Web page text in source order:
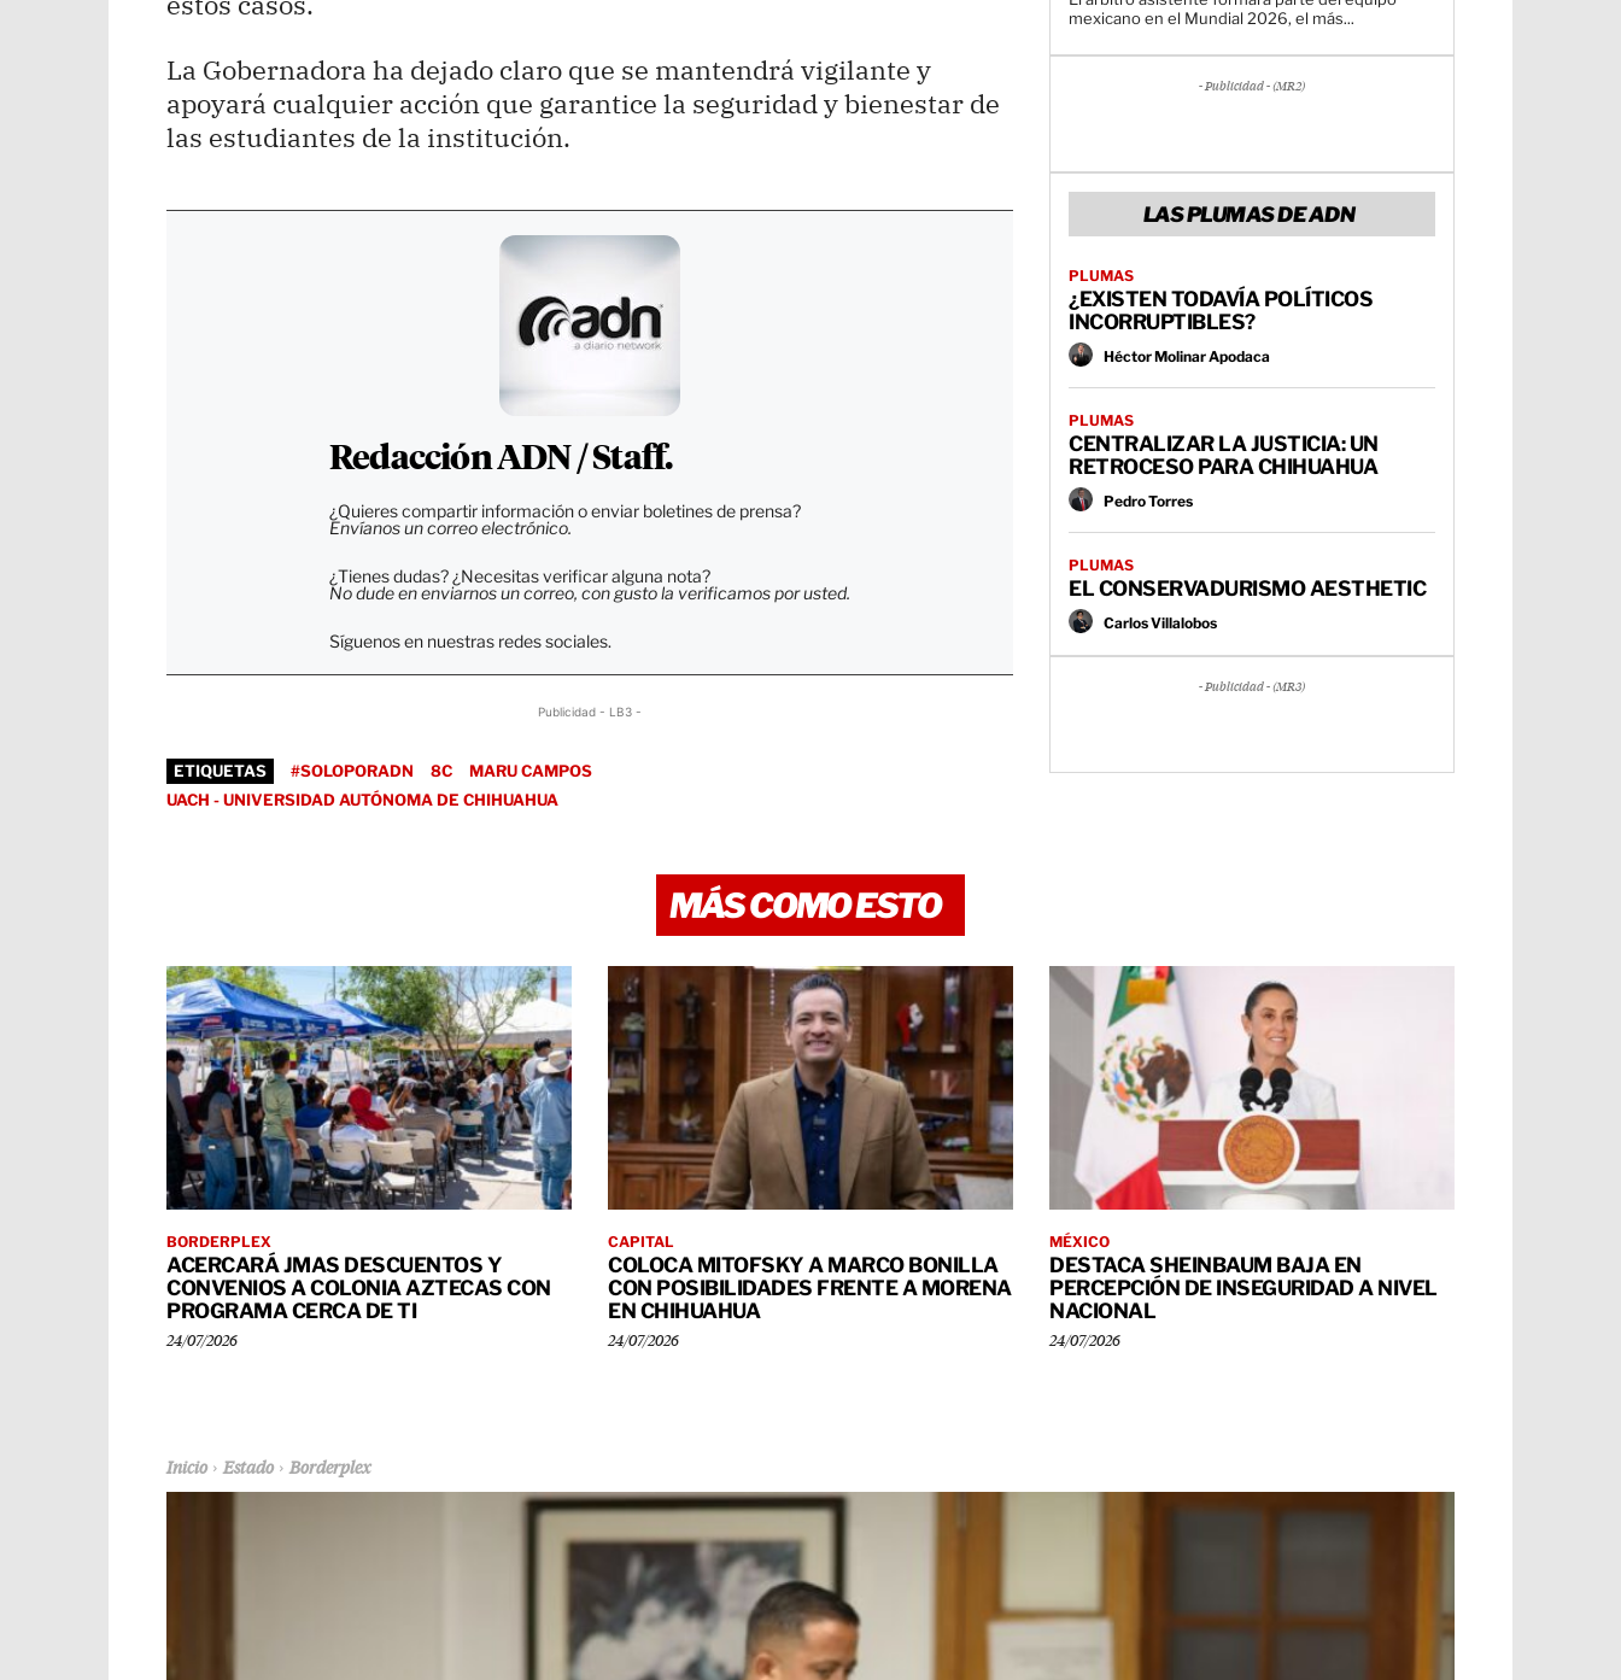
La Gobernadora ha dejado claro que se mantendrá vigilante y
apoyará cualquier acción que garantice la seguridad y bienestar de
las estudiantes de la institución.
Redacción ADN / Staff.
¿Quieres compartir información o enviar boletines de prensa?
Envíanos un correo electrónico.
¿Tienes dudas? ¿Necesitas verificar alguna nota?
No dude en enviarnos un correo, con gusto la verificamos por usted.
Síguenos en nuestras redes sociales.
Publicidad - LB3 -
ETIQUETAS #SOLOPORADN 8C
MARU CAMPOS
UACH - UNIVERSIDAD AUTÓNOMA DE CHIHUAHUA
mexicano en el Mundial 2026, el más...
- Publicidad - (MR2)
LAS PLUMAS DE ADN
PLUMAS
¿EXISTEN TODAVÍA POLÍTICOS
INCORRUPTIBLES?
Héctor Molinar Apodaca
PLUMAS
CENTRALIZAR LA JUSTICIA: UN
RETROCESO PARA CHIHUAHUA
Pedro Torres
PLUMAS
EL CONSERVADURISMO AESTHETIC
Carlos Villalobos
- Publicidad - (MR3)
MÁS COMO ESTO
BORDERPLEX
ACERCARÁ JMAS DESCUENTOS Y
CONVENIOS A COLONIA AZTECAS CON
PROGRAMA CERCA DE TI
24/07/2026
CAPITAL
COLOCA MITOFSKY A MARCO BONILLA
CON POSIBILIDADES FRENTE A MORENA
EN CHIHUAHUA
24/07/2026
MÉXICO
DESTACA SHEINBAUM BAJA EN
PERCEPCIÓN DE INSEGURIDAD A NIVEL
NACIONAL
24/07/2026